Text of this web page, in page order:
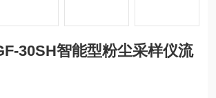
30SH智能型粉尘采样仪流